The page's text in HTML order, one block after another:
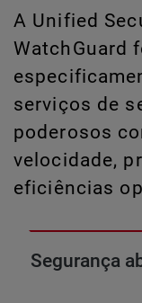
A Unified
WatchGuard
serviços de
poderosos
velocidade,
eficiências
Segurança